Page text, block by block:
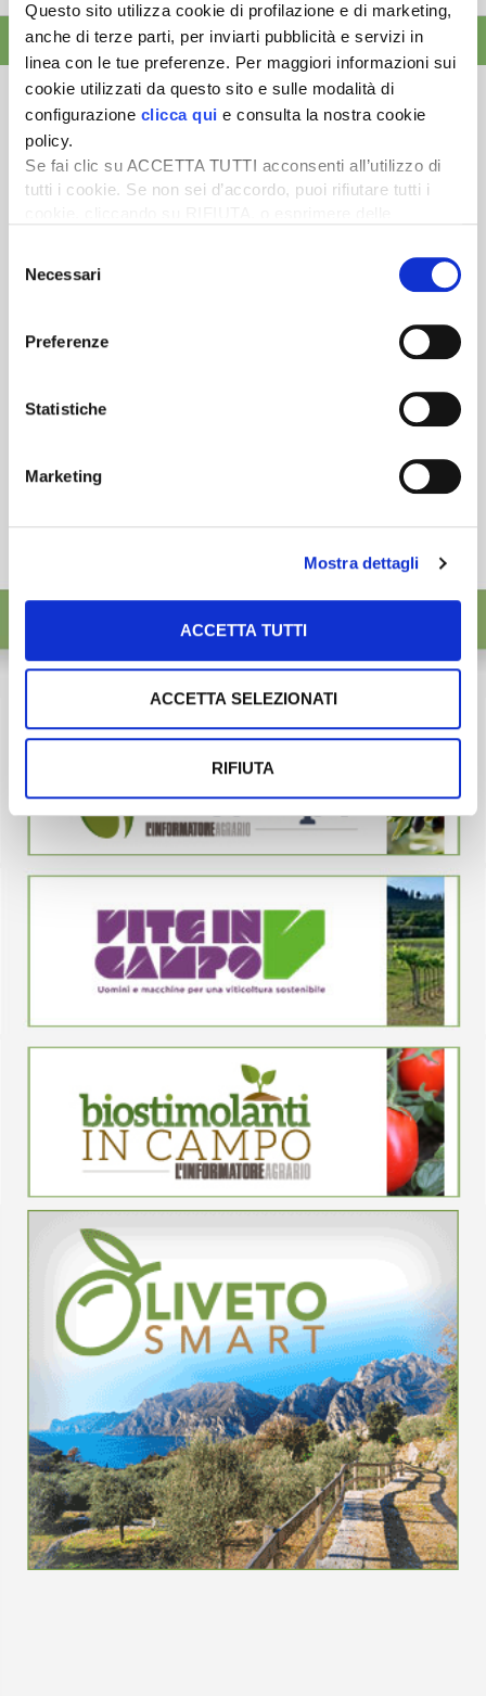
Questo sito utilizza cookie di profilazione e di marketing,
anche di terze parti, per inviarti pubblicità e servizi in
linea con le tue preferenze. Per maggiori informazioni sui
cookie utilizzati da questo sito e sulle modalità di
configurazione clicca qui e consulta la nostra cookie
policy.
Se fai clic su ACCETTA TUTTI acconsenti all’utilizzo di
tutti i cookie. Se non sei d’accordo, puoi rifiutare tutti i
desideri accettare e cliccando ACCETTA SELEZIONATI.
delNecessari
Preferenze
Statistiche
Marketing
Mostra dettagli
ACCETTA TUTTI
ACCETTA SELEZIONATI
RIFIUTA
ALTRE NEWS
Newsletter